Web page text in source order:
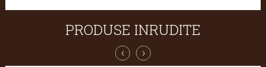
PRODUSE INRUDITE
‹ ›